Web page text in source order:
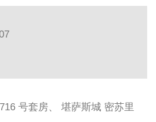
号套房、 堪萨斯城 密苏里